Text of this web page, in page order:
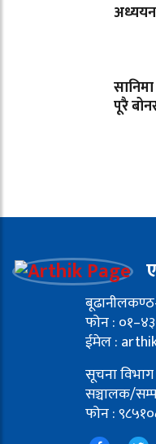
पूरै
फोन :
ईमेल :
सूचना
सञ्चालक/
फोन :